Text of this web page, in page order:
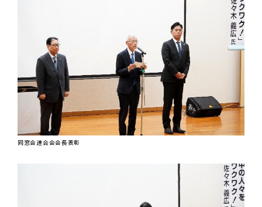
同窓会連合会会長表彰